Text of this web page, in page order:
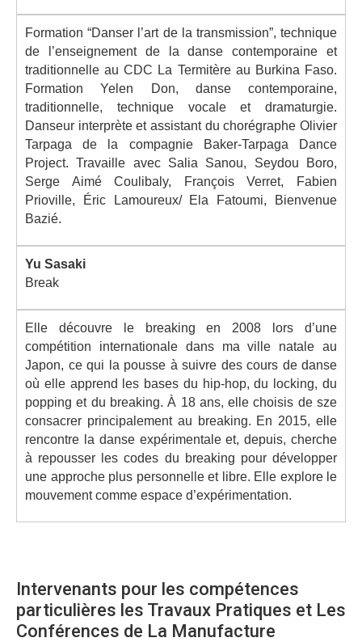
Formation “Danser l’art de la transmission”, technique
de l’enseignement de la danse contemporaine et
traditionnelle au CDC La Termitère au Burkina Faso.
Formation Yelen Don, danse contemporaine,
traditionnelle, technique vocale et dramaturgie.
Danseur interprète et assistant du chorégraphe Olivier
Tarpaga de la compagnie Baker-Tarpaga Dance
Project. Travaille avec Salia Sanou, Seydou Boro,
Serge Aimé Coulibaly, François Verret, Fabien
Prioville, Éric Lamoureux/ Ela Fatoumi, Bienvenue
Bazié.
Yu Sasaki
Break
Elle découvre le breaking en 2008 lors d’une
compétition internationale dans ma ville natale au
Japon, ce qui la pousse à suivre des cours de danse
où elle apprend les bases du hip-hop, du locking, du
popping et du breaking. À 18 ans, elle choisis de sze
consacrer principalement au breaking. En 2015, elle
rencontre la danse expérimentale et, depuis, cherche
à repousser les codes du breaking pour développer
une approche plus personnelle et libre. Elle explore le
mouvement comme espace d’expérimentation.
Intervenants pour les compétences
particulières les Travaux Pratiques et Les
Conférences de La Manufacture